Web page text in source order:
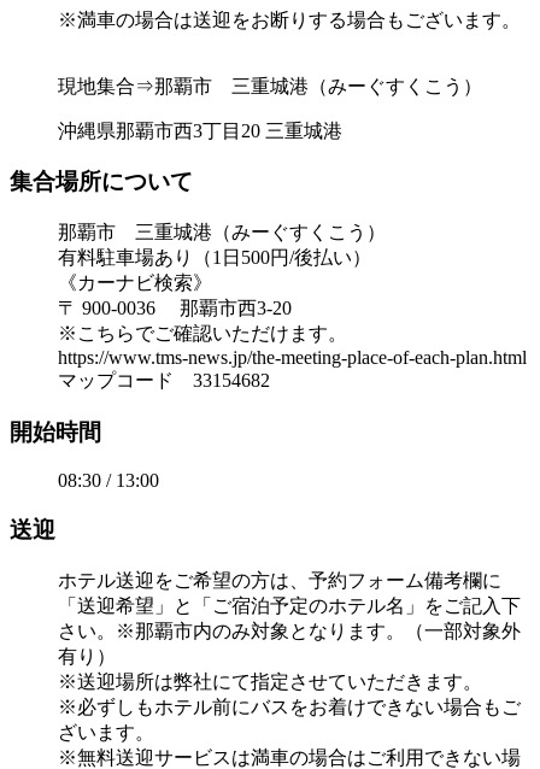
※満車の場合は送迎をお断りする場合もございます。
現地集合⇒那覇市 三重城港（みーぐすくこう）
沖縄県那覇市西3丁目20 三重城港
集合場所について
那覇市 三重城港（みーぐすくこう）
有料駐車場あり（1日500円/後払い）
《カーナビ検索》
〒 900-0036 那覇市西3-20
※こちらでご確認いただけます。
https://www.tms-news.jp/the-meeting-place-of-each-plan.html
マップコード 33154682
開始時間
08:30 / 13:00
送迎
ホテル送迎をご希望の方は、予約フォーム備考欄に
「送迎希望」と「ご宿泊予定のホテル名」をご記入下
さい。※那覇市内のみ対象となります。（一部対象外
有り）
※送迎場所は弊社にて指定させていただきます。
※必ずしもホテル前にバスをお着けできない場合もご
ざいます。
※無料送迎サービスは満車の場合はご利用できない場